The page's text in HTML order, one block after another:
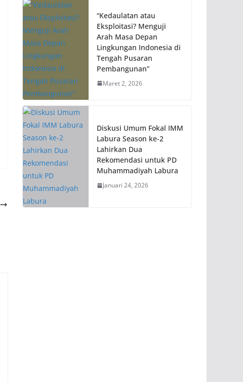
“Kedaulatan atau
Eksploitasi? Menguji
Arah Masa Depan
Lingkungan Indonesia di
Tengah Pusaran
Pembangunan”
Maret 2, 2026
Diskusi Umum Fokal IMM
Labura Season ke-2
Lahirkan Dua
Rekomendasi untuk PD
Muhammadiyah Labura
Januari 24, 2026